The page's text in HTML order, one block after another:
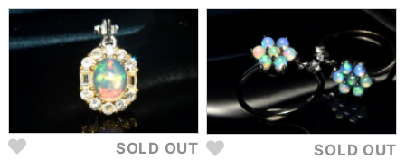
SOLD OUT SOLD OUT